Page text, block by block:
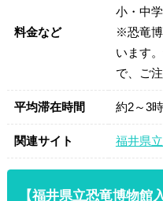
料金など
小・中
※恐竜博
います
で、ご
平均滞在時間 約2～3
関連サイト 福井県
【福井県立恐竜博物館